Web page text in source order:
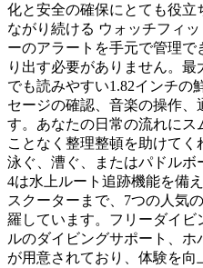
化と安全の確保にとても役立
ながり続ける ウォッチフィ
ーのアラートを手元で管理
り出す必要がありません。
でも読みやすい1.82インチの
セージの確認、音楽の操作、
す。あなたの日常の流れにス
ことなく整理整頓を助けてく
泳ぐ、漕ぐ、またはパドルボ
4は水上ルート追跡機能を備
スクーターまで、7つの人気
羅しています。フリーダイビ
ルのダイビングサポート、
が用意されており、体験を